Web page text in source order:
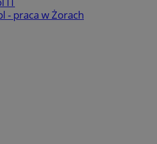
- praca w Żorach